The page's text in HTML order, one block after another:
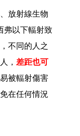
放射線生物
弗以下輻射致
不同的人之
， 差距也可
被輻射傷害
在任何情況